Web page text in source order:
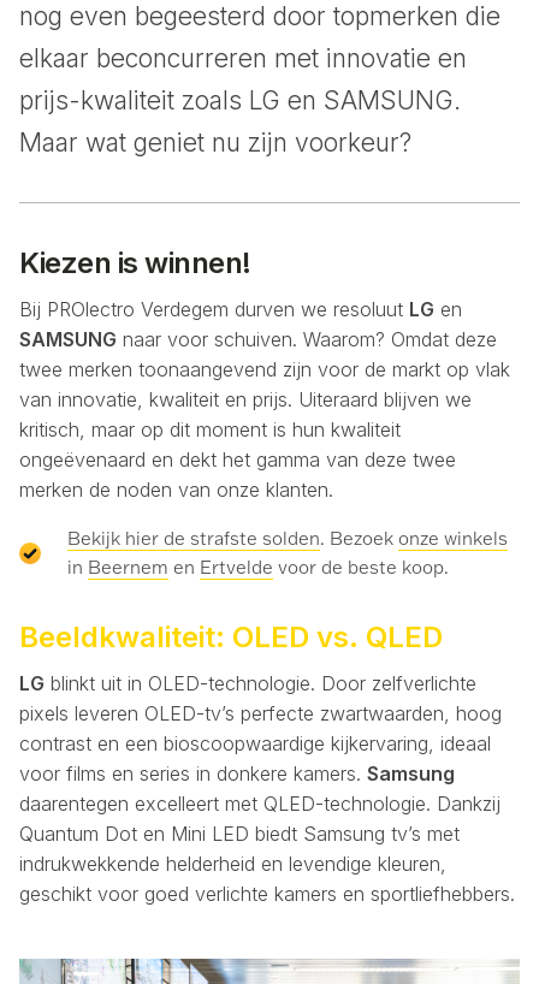
nog even begeesterd door topmerken die
elkaar beconcurreren met innovatie en
prijs-kwaliteit zoals LG en SAMSUNG.
Maar wat geniet nu zijn voorkeur?
Kiezen is winnen!
Bij PROlectro Verdegem durven we resoluut LG en
SAMSUNG naar voor schuiven. Waarom? Omdat deze
twee merken toonaangevend zijn voor de markt op vlak
van innovatie, kwaliteit en prijs. Uiteraard blijven we
kritisch, maar op dit moment is hun kwaliteit
ongeëvenaard en dekt het gamma van deze twee
merken de noden van onze klanten.
Bekijk hier de strafste solden. Bezoek onze winkels
in Beernem en Ertvelde voor de beste koop.
Beeldkwaliteit: OLED vs. QLED
LG blinkt uit in OLED-technologie. Door zelfverlichte
pixels leveren OLED-tv’s perfecte zwartwaarden, hoog
contrast en een bioscoopwaardige kijkervaring, ideaal
voor films en series in donkere kamers. Samsung
daarentegen excelleert met QLED-technologie. Dankzij
Quantum Dot en Mini LED biedt Samsung tv’s met
indrukwekkende helderheid en levendige kleuren,
geschikt voor goed verlichte kamers en sportliefhebbers.